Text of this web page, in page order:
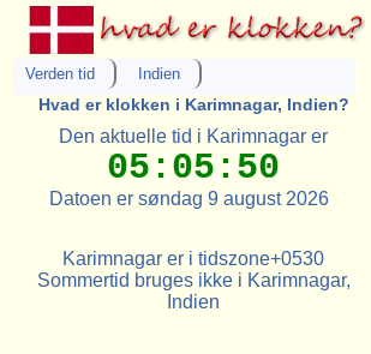
Verden tid Indien
Hvad er klokken i Karimnagar, Indien?
Den aktuelle tid i Karimnagar er
05:05:50
Datoen er søndag 9 august 2026
Karimnagar er i tidszone+0530
Sommertid bruges ikke i Karimnagar,
Indien